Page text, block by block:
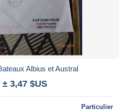
Albius et Austral
± 3,47 $US
Particulier